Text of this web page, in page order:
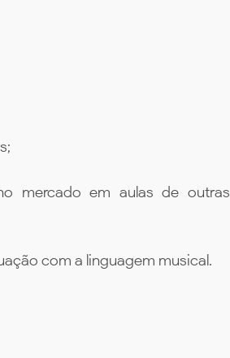
mercado em aulas de outras
com a linguagem musical.